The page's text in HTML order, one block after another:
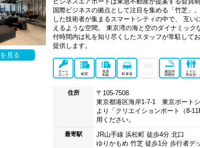
見る
国際ビジネスの拠点として注目を集める「竹芝」
した技術者が集まるスマートシティの中で、 互い
えるような空間。 東京湾の海と空のダイナミック
付時間内は礼を知り尽くしたスタッフが常駐して
提供します。
オート
ロック
耐震
免震
制振
駐車場
施設内
喫煙所
トイレ
男女別
住所
〒105-7508
東京都港区海岸1-7-1 東京ポート
より「クリエイションポート（8-
用ください。
最寄駅
JR山手線 浜松町 徒歩4分 北口
ゆりかもめ 竹芝 徒歩1分 歩行者デ